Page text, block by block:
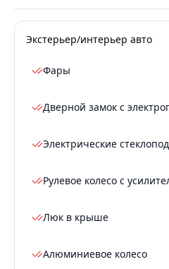
Экстерьер/интерьер авто
Фары
Дверной замок с
Электрические
Рулевое колесо с
Люк в крыше
Алюминиевое колесо